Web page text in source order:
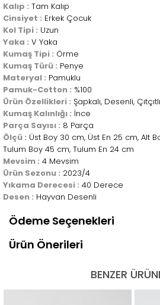
Kalıp : Tam Kalıp
Cinsiyet : Erkek Çocuk
Kol Tipi : Uzun
Yaka : V Yaka
Kumaş Tipi : Örme
Kumaş Türü : Penye
Materyal : Pamuklu
Pamuk-Cotton : %100
Ürün Özellikleri : Şapkalı, Desenli, Çıtçıtlı
Kumaş Kalınlığı : İnce
Parça Sayısı : 8 Parça
Ölçü : Üst Boy 30 cm, Üst En 25 cm, Alt
Tulum Boy 45 cm, Tulum En 24 cm
Mevsim : 4 Mevsim
Ürün Sezonu : 2023/4
Yıkama Derecesi : 40 Derece
Desen : Hayvan Desenli
Ödeme Seçenekleri
Ürün Önerileri
BENZER